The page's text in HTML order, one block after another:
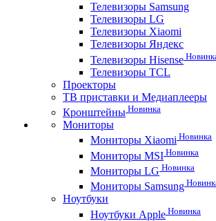
Телевизоры Samsung
Телевизоры LG
Телевизоры Xiaomi
Телевизоры Яндекс
Телевизоры Hisense
Телевизоры TCL
Проекторы
ТВ приставки и Медиаплееры
Кронштейны Новинка
Мониторы
Мониторы Xiaomi Новинка
Мониторы MSI Новинка
Мониторы LG Новинка
Мониторы Samsung
Ноутбуки
Ноутбуки Apple Новинка